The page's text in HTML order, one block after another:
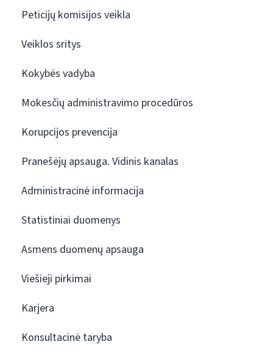
Peticijų komisijos veikla
Veiklos sritys
Kokybės vadyba
Mokesčių administravimo procedūros
Korupcijos prevencija
Pranešėjų apsauga. Vidinis kanalas
Administracinė informacija
Statistiniai duomenys
Asmens duomenų apsauga
Viešieji pirkimai
Karjera
Konsultacinė taryba